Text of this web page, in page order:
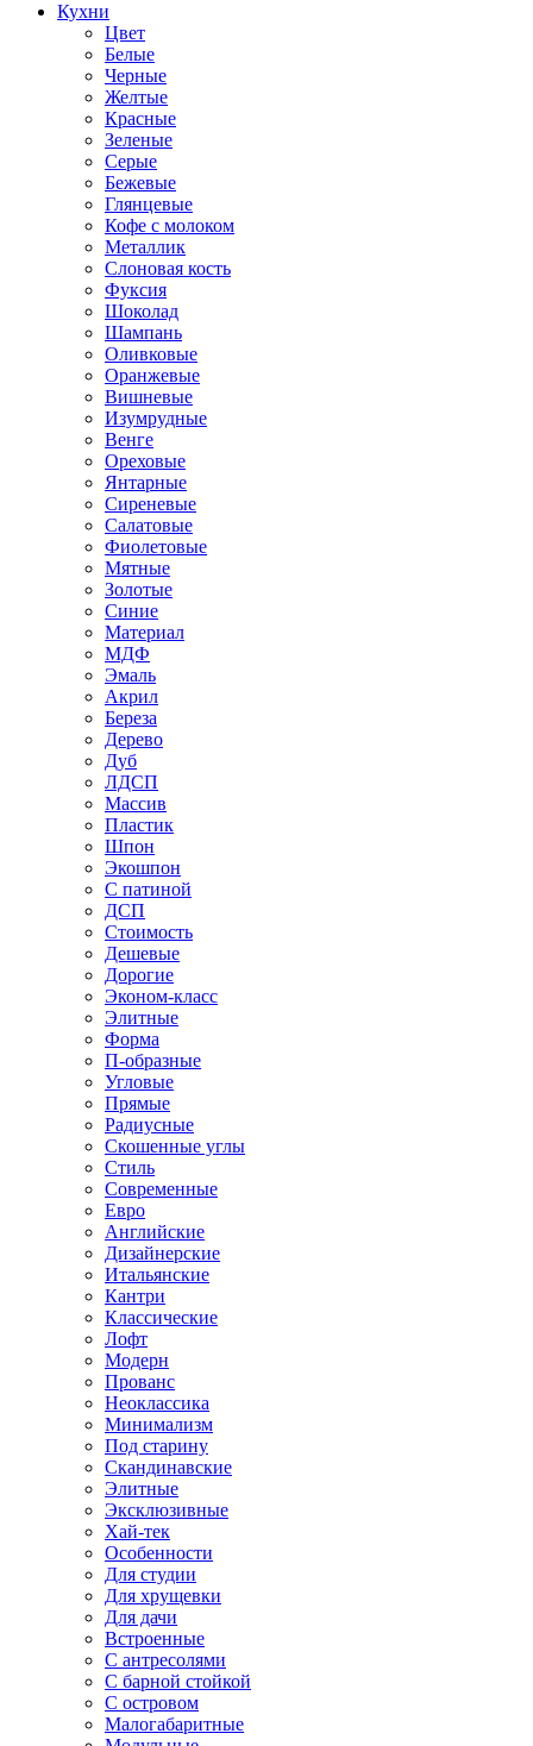
Кухни
Цвет
Белые
Черные
Желтые
Красные
Зеленые
Серые
Бежевые
Глянцевые
Кофе с молоком
Металлик
Слоновая кость
Фуксия
Шоколад
Шампань
Оливковые
Оранжевые
Вишневые
Изумрудные
Венге
Ореховые
Янтарные
Сиреневые
Салатовые
Фиолетовые
Мятные
Золотые
Синие
Материал
МДФ
Эмаль
Акрил
Береза
Дерево
Дуб
ЛДСП
Массив
Пластик
Шпон
Экошпон
С патиной
ДСП
Стоимость
Дешевые
Дорогие
Эконом-класс
Элитные
Форма
П-образные
Угловые
Прямые
Радиусные
Скошенные углы
Стиль
Современные
Евро
Английские
Дизайнерские
Итальянские
Кантри
Классические
Лофт
Модерн
Прованс
Неоклассика
Минимализм
Под старину
Скандинавские
Элитные
Эксклюзивные
Хай-тек
Особенности
Для студии
Для хрущевки
Для дачи
Встроенные
С антресолями
С барной стойкой
С островом
Малогабаритные